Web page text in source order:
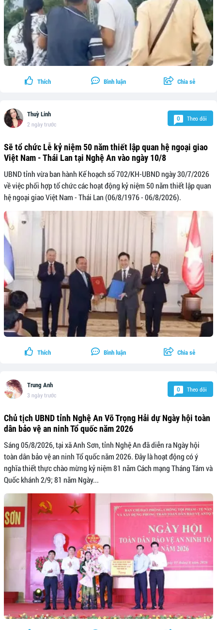
Thích Bình luận Chia sẻ
Thuỳ Linh
2 ngày trước
0 Theo dõi
Sẽ tổ chức Lễ kỷ niệm 50 năm thiết lập quan hệ ngoại giao
Việt Nam - Thái Lan tại Nghệ An vào ngày 10/8
UBND tỉnh vừa ban hành Kế hoạch số 702/KH-UBND ngày 30/7/2026
về việc phối hợp tổ chức các hoạt động kỷ niệm 50 năm thiết lập quan
hệ ngoại giao Việt Nam - Thái Lan (06/8/1976 - 06/8/2026).
Thích Bình luận Chia sẻ
Trung Anh
3 ngày trước
0 Theo dõi
Chủ tịch UBND tỉnh Nghệ An Võ Trọng Hải dự Ngày hội toàn
dân bảo vệ an ninh Tổ quốc năm 2026
Sáng 05/8/2026, tại xã Anh Sơn, tỉnh Nghệ An đã diễn ra Ngày hội
toàn dân bảo vệ an ninh Tổ quốc năm 2026. Đây là hoạt động có ý
nghĩa thiết thực chào mừng kỷ niệm 81 năm Cách mạng Tháng Tám và
Quốc khánh 2/9; 81 năm Ngày...